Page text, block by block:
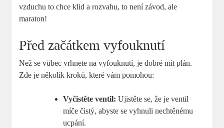
vzduchu to chce klid a rozvahu, to není závod, ale
maraton!
Před začátkem vyfouknutí
Než se vůbec vrhnete na vyfouknutí, je dobré mít plán.
Zde je několik kroků, které vám pomohou:
Vyčistěte ventil: Ujistěte se, že je ventil
míče čistý, abyste se vyhnuli nechtěnému
ucpání.